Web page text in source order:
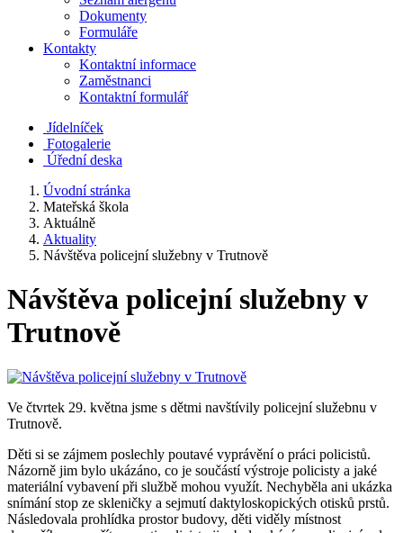
Dokumenty
Formuláře
Kontakty
Kontaktní informace
Zaměstnanci
Kontaktní formulář
Jídelníček
Fotogalerie
Úřední deska
Úvodní stránka
Mateřská škola
Aktuálně
Aktuality
Návštěva policejní služebny v Trutnově
Návštěva policejní služebny v
Trutnově
Ve čtvrtek 29. května jsme s dětmi navštívily policejní služebnu v
Trutnově.
Děti si se zájmem poslechly poutavé vyprávění o práci policistů.
Názorně jim bylo ukázáno, co je součástí výstroje policisty a jaké
materiální vybavení při službě mohou využít. Nechyběla ani ukázka
snímání stop ze skleničky a sejmutí daktyloskopických otisků prstů.
Následovala prohlídka prostor budovy, děti viděly místnost